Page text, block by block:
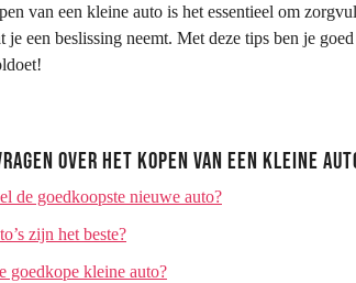
van een kleine auto is het essentieel om
een beslissing neemt. Met deze tips ben je
over het Kopen van een Kleine
de goedkoopste nieuwe auto?
zijn het beste?
goedkope kleine auto?